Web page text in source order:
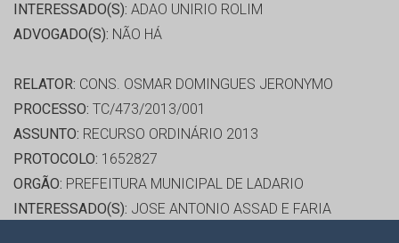
INTERESSADO(S): ADAO UNIRIO ROLIM
ADVOGADO(S): NÃO HÁ
RELATOR: CONS. OSMAR DOMINGUES JERONYMO
PROCESSO: TC/473/2013/001
ASSUNTO: RECURSO ORDINÁRIO 2013
PROTOCOLO: 1652827
ORGÃO: PREFEITURA MUNICIPAL DE LADARIO
INTERESSADO(S): JOSE ANTONIO ASSAD E FARIA